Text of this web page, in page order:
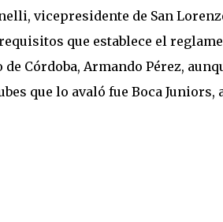
vicepresidente de San
que establece el
Córdoba, Armando Pérez,
que lo avaló fue Boca Juniors,